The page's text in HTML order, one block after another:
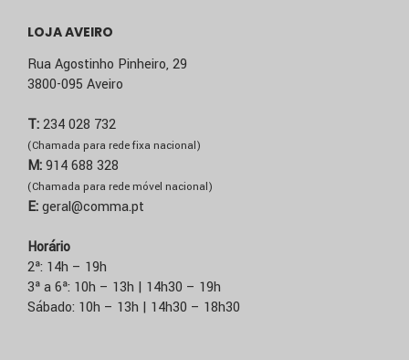
LOJA AVEIRO
Rua Agostinho Pinheiro, 29
3800-095 Aveiro
T:234 028 732
(Chamada para rede fixa nacional)
M:914 688 328
(Chamada para rede móvel nacional)
E:geral@comma.pt
Horário
2ª: 14h – 19h
3ª a 6ª: 10h – 13h | 14h30 – 19h
Sábado: 10h – 13h | 14h30 – 18h30